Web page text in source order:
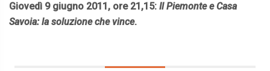
Giovedì 9 giugno 2011, ore 21,15: Il Piemonte e Casa
Savoia: la soluzione che vince.